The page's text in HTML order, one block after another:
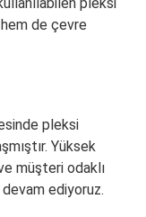
pleksi
de çevre
pleksi
Yüksek
müşteri odaklı
ediyoruz.